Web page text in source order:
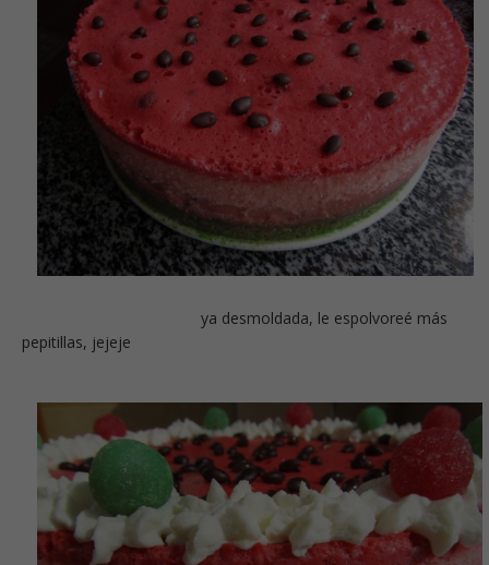
ya desmoldada, le espolvoreé más
pepitillas, jejeje